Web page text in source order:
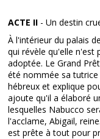
ACTE II - Un destin
À l'intérieur du palais
qui révèle qu'elle n'est
adoptée. Le Grand
été nommée sa
hébreux et explique
ajoute qu'il a élaboré
lesquelles Nabucco
l'acclame, Abigail,
est prête à tout pour